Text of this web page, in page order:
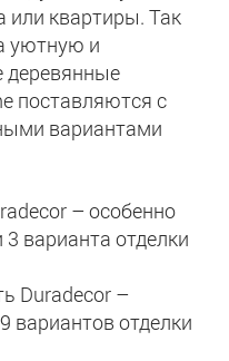
квартиры. Так
уютную и
деревянные
поставляются с
вариантами
– особенно
варианта отделки
Duradecor –
вариантов отделки